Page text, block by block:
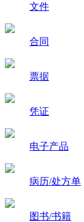
文件
合同
票据
凭证
电子产品
病历/处方单
图书/书籍